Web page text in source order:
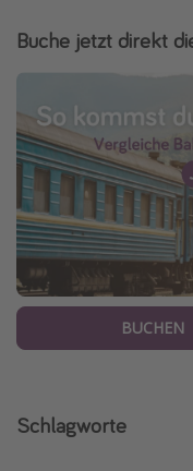
Buche jetzt direkt
BUCHEN
Schlagworte